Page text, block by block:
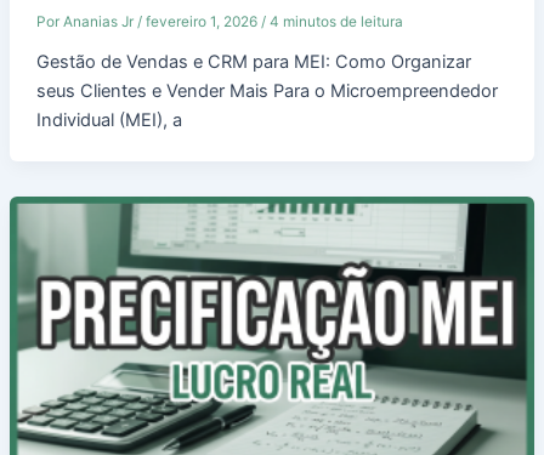
Por Ananias Jr / fevereiro 1, 2026 / 4 minutos de leitura
Gestão de Vendas e CRM para MEI: Como Organizar
seus Clientes e Vender Mais Para o Microempreendedor
Individual (MEI), a